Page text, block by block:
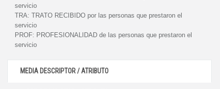
servicio
TRA: TRATO RECIBIDO por las personas que prestaron el
servicio
PROF: PROFESIONALIDAD de las personas que prestaron el
servicio
MEDIA DESCRIPTOR / ATRIBUTO